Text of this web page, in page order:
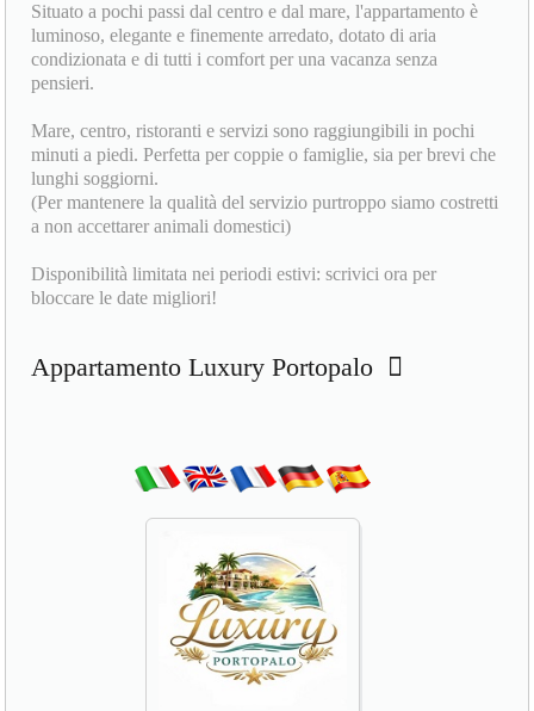
Situato a pochi passi dal centro e dal mare, l'appartamento è
luminoso, elegante e finemente arredato, dotato di aria
condizionata e di tutti i comfort per una vacanza senza
pensieri.
Mare, centro, ristoranti e servizi sono raggiungibili in pochi
minuti a piedi. Perfetta per coppie o famiglie, sia per brevi che
lunghi soggiorni.
(Per mantenere la qualità del servizio purtroppo siamo costretti
a non accettarer animali domestici)
Disponibilità limitata nei periodi estivi: scrivici ora per
bloccare le date migliori!
Appartamento Luxury Portopalo